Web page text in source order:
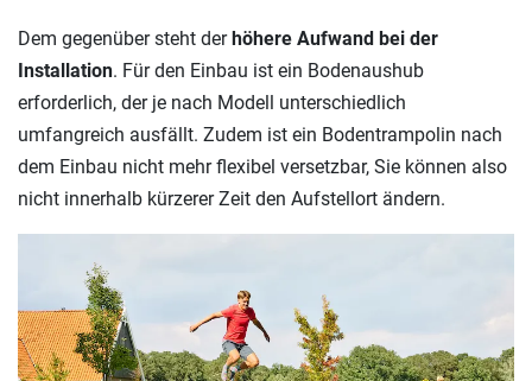
Dem gegenüber steht derhöhere Aufwand bei der
Installation. Für den Einbau ist ein Bodenaushub
erforderlich, der je nach Modell unterschiedlich
umfangreich ausfällt. Zudem ist ein Bodentrampolin nach
dem Einbau nicht mehr flexibel versetzbar, Sie können also
nicht innerhalb kürzerer Zeit den Aufstellort ändern.